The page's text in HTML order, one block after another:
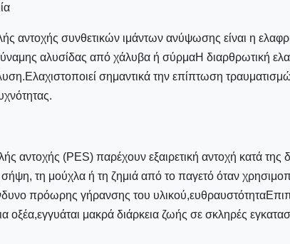
αντοχής συνθετικών ιμάντων ανύψωσης είναι η
αλυσίδας από χάλυβα ή σύρμαΗ διαρθρωτική
σημαντικά την επίπτωση
αντοχής (PES) παρέχουν εξαιρετική αντοχή κατά
τη μούχλα ή τη ζημιά από το παγετό όταν
πρόωρης γήρανσης του
οξέα,εγγυάται μακρά διάρκεια ζωής σε σκληρές